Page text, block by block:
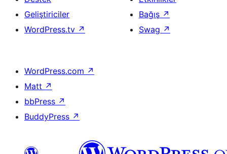
Geliştiriciler
WordPress.tv ↗
Bağış ↗
Swag ↗
WordPress.com ↗
Matt ↗
bbPress ↗
BuddyPress ↗